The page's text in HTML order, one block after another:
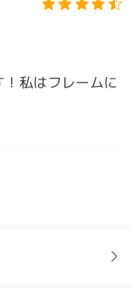
私はフレームに
違いなくまた注